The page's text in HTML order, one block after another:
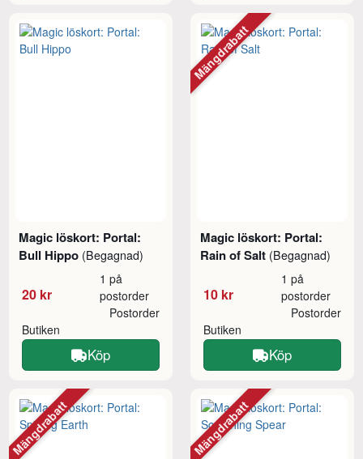
Magic löskort: Portal:
Bull Hippo (Begagnad)
20 kr
1 på
postorder
Butiken
Postorder
Köp
Magic löskort: Portal:
Rain of Salt (Begagnad)
10 kr
1 på
postorder
Butiken
Postorder
Köp
Mängdrabatt
Mängdrabatt Mängdrabatt